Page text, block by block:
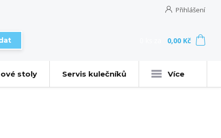
Přihlášení
0,00 Kč
stoly Servis kulečníků Více